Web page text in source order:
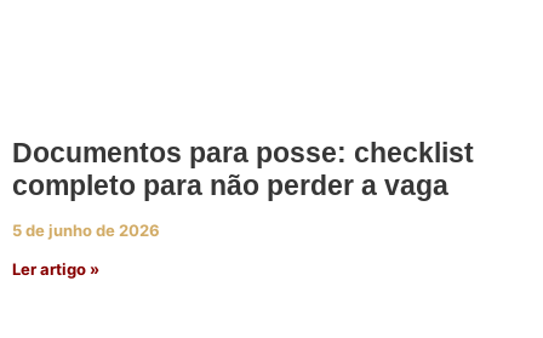
Documentos para posse: checklist
completo para não perder a vaga
5 de junho de 2026
Ler artigo »